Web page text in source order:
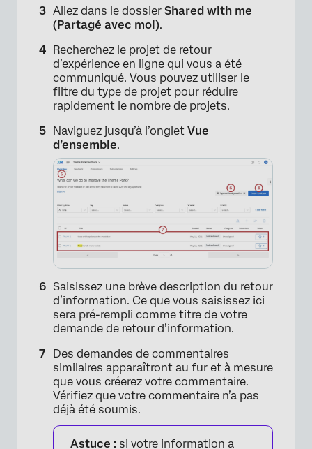
×
×
Allez dans le dossier Shared with me
(Partagé avec moi).
Recherchez le projet de retour
d’expérience en ligne qui vous a été
communiqué. Vous pouvez utiliser le
filtre du type de projet pour réduire
rapidement le nombre de projets.
Naviguez jusqu’à l’onglet Vue
d’ensemble.
Saisissez une brève description du retour
d’information. Ce que vous saisissez ici
sera pré-rempli comme titre de votre
demande de retour d’information.
Des demandes de commentaires
similaires apparaîtront au fur et à mesure
que vous créerez votre commentaire.
Vérifiez que votre commentaire n’a pas
déjà été soumis.
Astuce : si votre information a